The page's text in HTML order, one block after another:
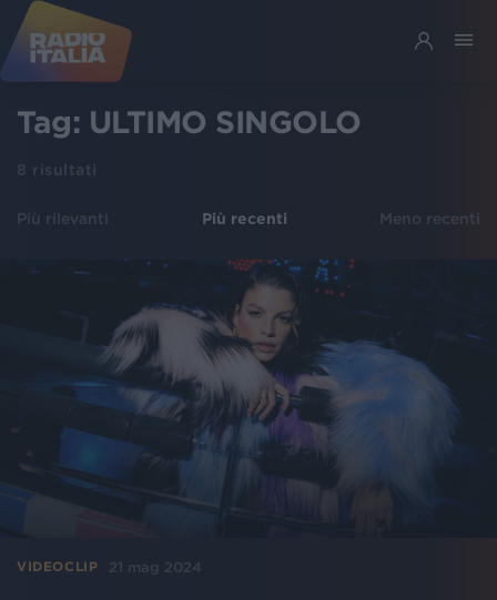
Tag: ULTIMO SINGOLO
8 risultati
Più rilevanti Più recenti Meno recenti
VIDEOCLIP 21 mag 2024